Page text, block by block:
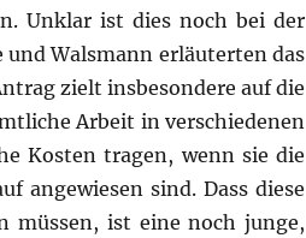
Unklar ist dies noch bei der
Walsmann erläuterten das
zielt insbesondere auf die
Arbeit in verschiedenen
Kosten tragen, wenn sie die
angewiesen sind. Dass diese
müssen, ist eine noch junge,